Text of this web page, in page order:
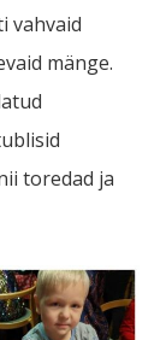
vahvaid
mänge.
toredad ja